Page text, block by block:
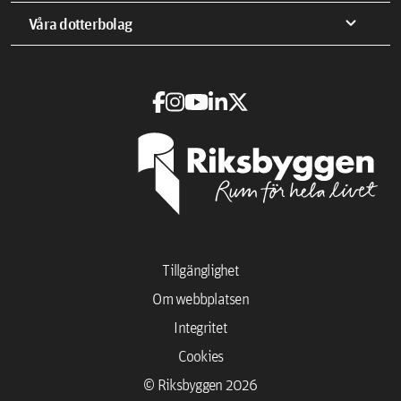
Våra dotterbolag expand_more
© Riksbyggen 2026
Cookies
Integritet
Om webbplatsen
Tillgänglighet